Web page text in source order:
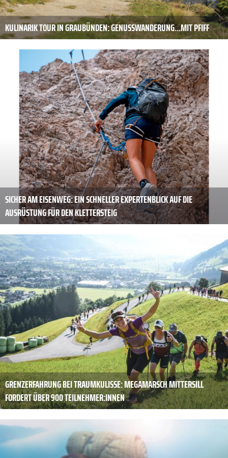
KULINARIK TOUR IN GRAUBÜNDEN: GENUSSWANDERUNG...MIT PFIFF
SICHER AM EISENWEG: EIN SCHNELLER EXPERTENBLICK AUF DIE
AUSRÜSTUNG FÜR DEN KLETTERSTEIG
GRENZERFAHRUNG BEI TRAUMKULISSE: MEGAMARSCH MITTERSILL
FORDERT ÜBER 900 TEILNEHMER:INNEN